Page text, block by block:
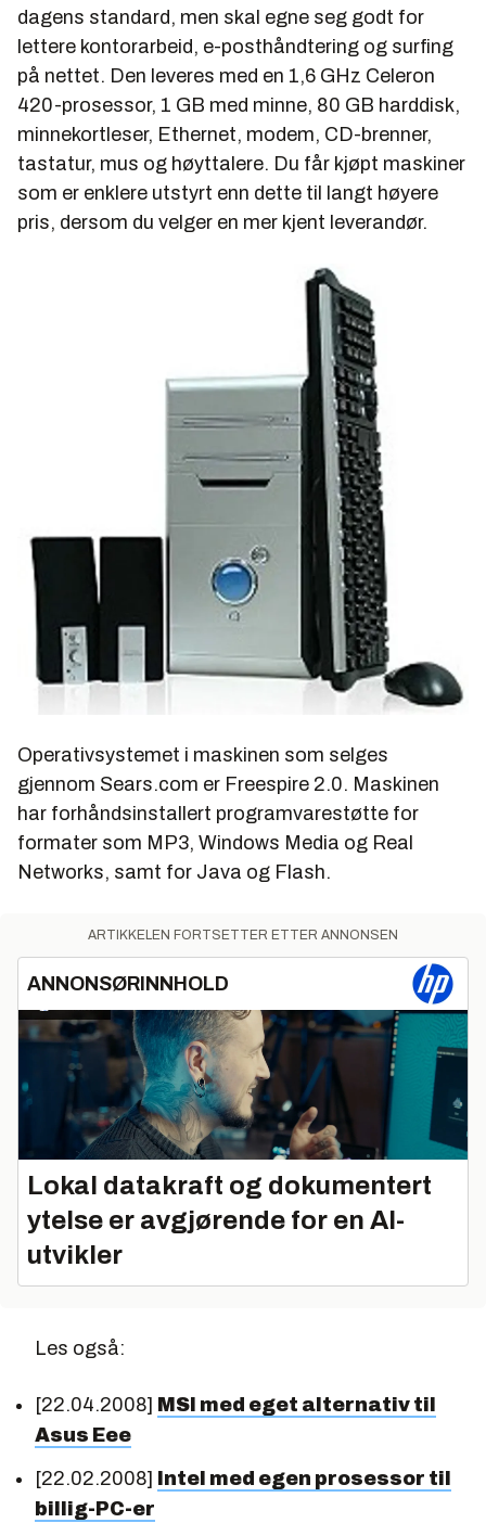
dagens standard, men skal egne seg godt for
lettere kontorarbeid, e-posthåndtering og surfing
på nettet. Den leveres med en 1,6 GHz Celeron
420-prosessor, 1 GB med minne, 80 GB harddisk,
minnekortleser, Ethernet, modem, CD-brenner,
tastatur, mus og høyttalere. Du får kjøpt maskiner
som er enklere utstyrt enn dette til langt høyere
pris, dersom du velger en mer kjent leverandør.
Operativsystemet i maskinen som selges
gjennom Sears.com er Freespire 2.0. Maskinen
har forhåndsinstallert programvarestøtte for
formater som MP3, Windows Media og Real
Networks, samt for Java og Flash.
ARTIKKELEN FORTSETTER ETTER ANNONSEN
ANNONSØRINNHOLD
Lokal datakraft og dokumentert
ytelse er avgjørende for en AI-
utvikler
Les også:
[22.04.2008] MSI med eget alternativ til
Asus Eee
[22.02.2008] Intel med egen prosessor til
billig-PC-er